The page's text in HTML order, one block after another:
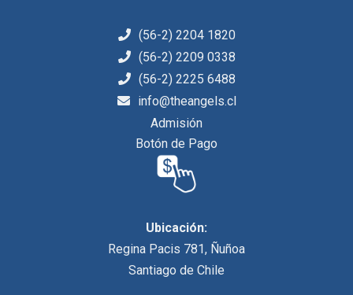
(56-2) 2204 1820
(56-2) 2209 0338
(56-2) 2225 6488
info@theangels.cl
Admisión
Botón de Pago
Ubicación:
Regina Pacis 781, Ñuñoa
Santiago de Chile